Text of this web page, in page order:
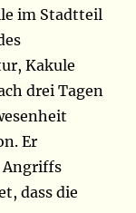
im Stadtteil
Kakule
drei Tagen
Er
Angriffs
dass die